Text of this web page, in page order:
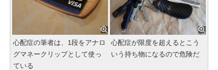
心配症の筆者は、1段をアナロ
グマネークリップとして使っ
ている
心配症が限度を超えるとこう
いう持ち物になるので危険だ